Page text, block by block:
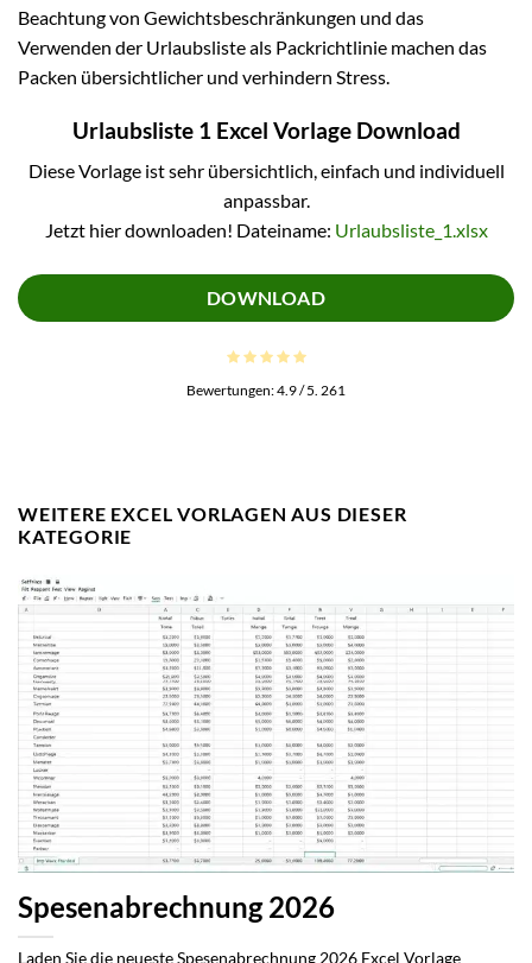
Beachtung von Gewichtsbeschränkungen und das
Verwenden der Urlaubsliste als Packrichtlinie machen das
Packen übersichtlicher und verhindern Stress.
Urlaubsliste 1 Excel Vorlage Download
Diese Vorlage ist sehr übersichtlich, einfach und individuell
anpassbar.
Jetzt hier downloaden! Dateiname: Urlaubsliste_1.xlsx
DOWNLOAD
Bewertungen:4.9/ 5. 261
WEITERE EXCEL VORLAGEN AUS DIESER
KATEGORIE
Spesenabrechnung 2026
Laden Sie die neueste Spesenabrechnung 2026 Excel Vorlage